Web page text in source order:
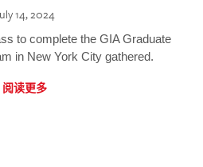
14, 2024
to complete the GIA Graduate
in New York City gathered.
阅读更多